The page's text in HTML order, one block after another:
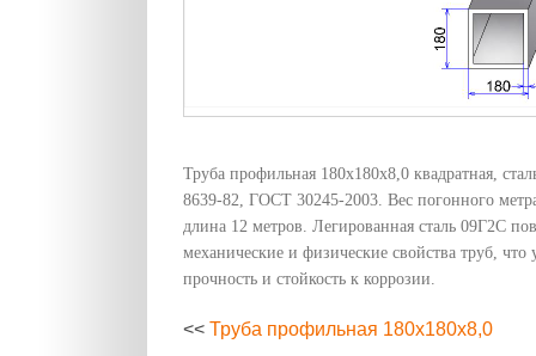
Труба профильная 180х180х8,0 квадратная,
8639-82, ГОСТ 30245-2003. Вес погонного
длина 12 метров. Легированная сталь 09Г2С
механические и физические свойства труб, что
прочность и стойкость к коррозии.
<< Труба профильная 180х180х8,0